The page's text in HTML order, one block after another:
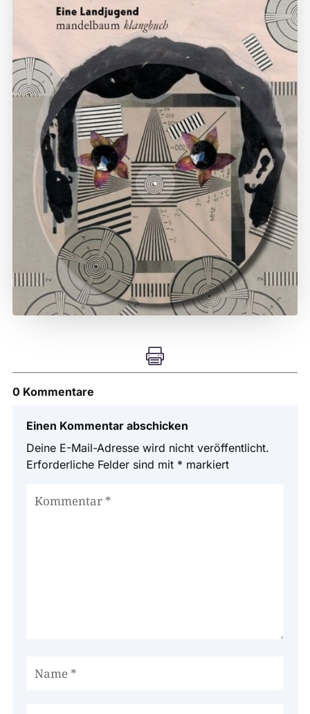

0 Kommentare
Einen Kommentar abschicken
Deine E-Mail-Adresse wird nicht veröffentlicht.
Erforderliche Felder sind mit * markiert